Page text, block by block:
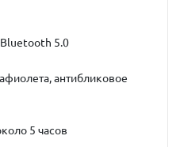
5.0
антибликовое
5 часов